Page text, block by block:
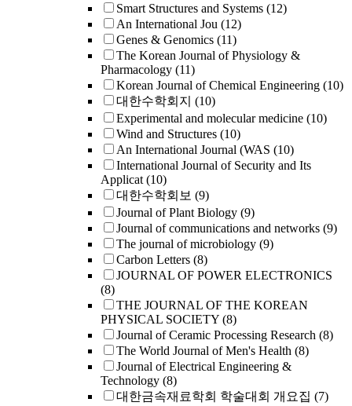
Smart Structures and Systems (12)
An International Jou (12)
Genes & Genomics (11)
The Korean Journal of Physiology &
Pharmacology (11)
Korean Journal of Chemical Engineering (10)
대한수학회지 (10)
Experimental and molecular medicine (10)
Wind and Structures (10)
An International Journal (WAS (10)
International Journal of Security and Its
Applicat (10)
대한수학회보 (9)
Journal of Plant Biology (9)
Journal of communications and networks (9)
The journal of microbiology (9)
Carbon Letters (8)
JOURNAL OF POWER ELECTRONICS
(8)
THE JOURNAL OF THE KOREAN
PHYSICAL SOCIETY (8)
Journal of Ceramic Processing Research (8)
The World Journal of Men's Health (8)
Journal of Electrical Engineering &
Technology (8)
대한금속재료학회 학술대회 개요집 (7)